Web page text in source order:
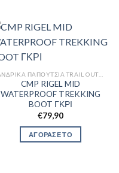
ΑΝΔΡΙΚΆ ΠΑΠΟΎΤΣΙΑ TRAIL OUTDOR
CMP RIGEL MID
WATERPROOF TREKKING
BOOT ΓΚΡΙ
€79,90
ΑΓΟΡΑΣΕ ΤΟ